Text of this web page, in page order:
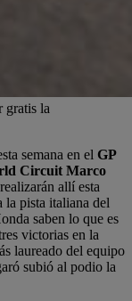
gratis la
semana en el GP
Circuit Marco
allí esta
la pista italiana del
saben lo que es
victorias en la
laureado del equipo
subió al podio la